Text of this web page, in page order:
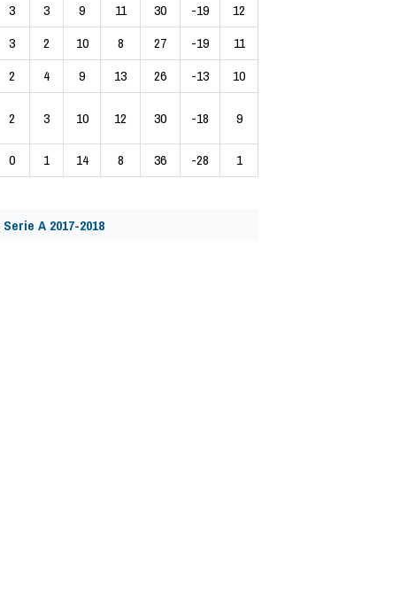
3 3 9 11 30 -19
12
3 2 10 8 27 -19
11
2 4 9 13 26 -13 10
2 3 10 12 30 -18 9
0 1 14 8 36 -28 1
Serie A 2017-2018